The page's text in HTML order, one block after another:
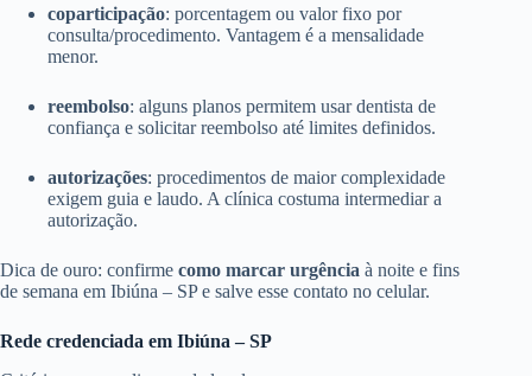
coparticipação: porcentagem ou valor fixo por
consulta/procedimento. Vantagem é a mensalidade
menor.
reembolso: alguns planos permitem usar dentista de
confiança e solicitar reembolso até limites definidos.
autorizações: procedimentos de maior complexidade
exigem guia e laudo. A clínica costuma intermediar a
autorização.
Dica de ouro: confirme como marcar urgência à noite e fins
de semana em Ibiúna – SP e salve esse contato no celular.
Rede credenciada em Ibiúna – SP